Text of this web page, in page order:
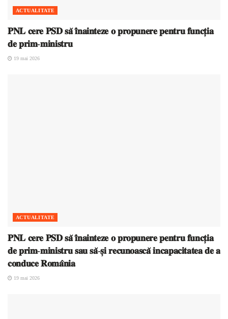
ACTUALITATE
𝐏𝐍𝐋 𝐜𝐞𝐫𝐞 𝐏𝐒𝐃 𝐬𝐚̆ 𝐢̂𝐧𝐚𝐢𝐧𝐭𝐞𝐳𝐞 𝐨 𝐩𝐫𝐨𝐩𝐮𝐧𝐞𝐫𝐞 𝐩𝐞𝐧𝐭𝐫𝐮 𝐟𝐮𝐧𝐜𝐭̦𝐢𝐚
𝐝𝐞 𝐩𝐫𝐢𝐦-𝐦𝐢𝐧𝐢𝐬𝐭𝐫𝐮
19 mai 2026
ACTUALITATE
𝐏𝐍𝐋 𝐜𝐞𝐫𝐞 𝐏𝐒𝐃 𝐬𝐚̆ 𝐢̂𝐧𝐚𝐢𝐧𝐭𝐞𝐳𝐞 𝐨 𝐩𝐫𝐨𝐩𝐮𝐧𝐞𝐫𝐞 𝐩𝐞𝐧𝐭𝐫𝐮 𝐟𝐮𝐧𝐜𝐭̦𝐢𝐚
𝐝𝐞 𝐩𝐫𝐢𝐦-𝐦𝐢𝐧𝐢𝐬𝐭𝐫𝐮 𝐬𝐚𝐮 𝐬𝐚̆-𝐬̦𝐢 𝐫𝐞𝐜𝐮𝐧𝐨𝐚𝐬𝐜𝐚̆ 𝐢𝐧𝐜𝐚𝐩𝐚𝐜𝐢𝐭𝐚𝐭𝐞𝐚 𝐝𝐞 𝐚
𝐜𝐨𝐧𝐝𝐮𝐜𝐞 𝐑𝐨𝐦𝐚̂𝐧𝐢𝐚
19 mai 2026